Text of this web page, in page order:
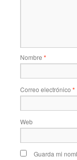
Nombre *
Correo electrónico *
Web
Guarda mi